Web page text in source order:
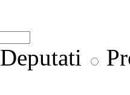
Deputati